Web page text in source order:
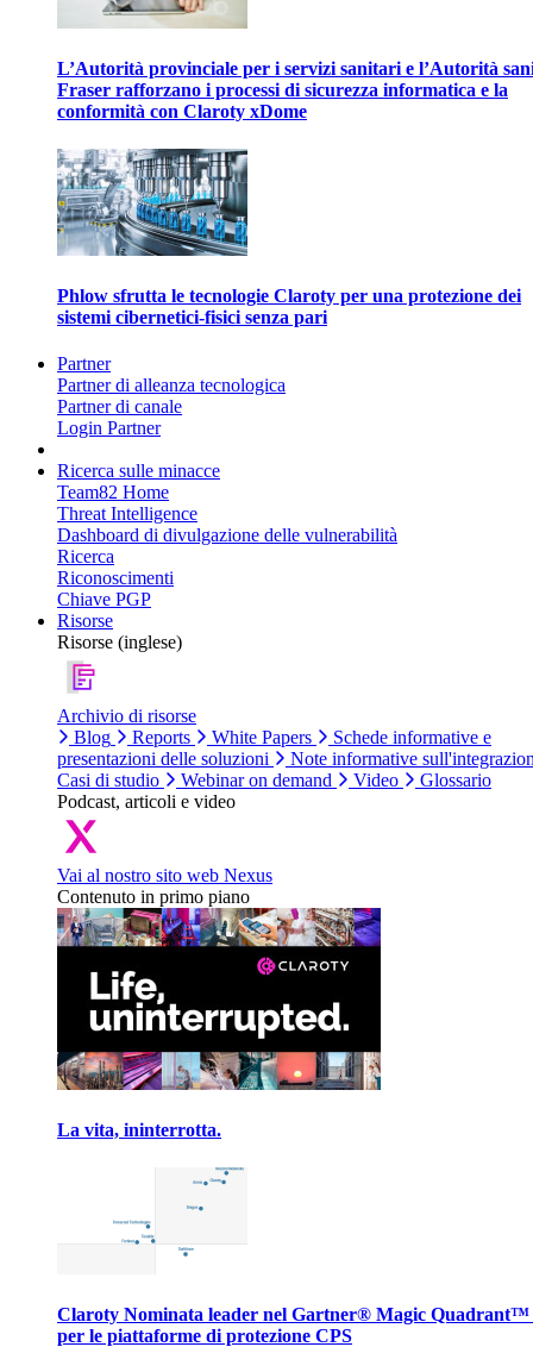
L’Autorità provinciale per i servizi sanitari e l’Autorità
Fraser rafforzano i processi di sicurezza informatica e la
conformità con Claroty xDome
Phlow sfrutta le tecnologie Claroty per una protezione dei
sistemi cibernetici-fisici senza pari
Partner
Partner di alleanza tecnologica
Partner di canale
Login Partner
Ricerca sulle minacce
Team82 Home
Threat Intelligence
Dashboard di divulgazione delle vulnerabilità
Ricerca
Riconoscimenti
Chiave PGP
Risorse
Risorse (inglese)
Archivio di risorse
Blog
Reports White Papers
Schede informative e
presentazioni delle soluzioni
Note informative
Casi di studio
Webinar on demand Video
Glossario
Podcast, articoli e video
Vai al nostro sito web Nexus
Contenuto in primo piano
La vita, ininterrotta.
Claroty Nominata leader nel Gartner® Magic Quadrant™
per le piattaforme di protezione CPS